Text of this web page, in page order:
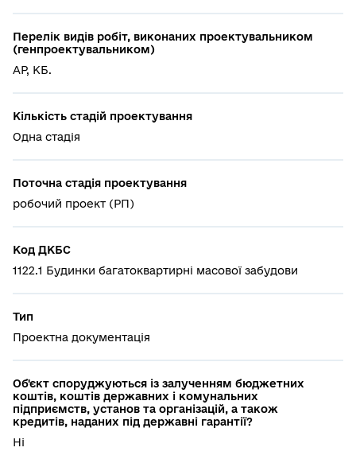
Перелік видів робіт, виконаних проектувальником
(генпроектувальником)
АР, КБ.
Кількість стадій проектування
Одна стадія
Поточна стадія проектування
робочий проект (РП)
Код ДКБС
1122.1 Будинки багатоквартирні масової забудови
Тип
Проектна документація
Об'єкт споруджуються із залученням бюджетних
коштів, коштів державних і комунальних
підприємств, установ та організацій, а також
кредитів, наданих під державні гарантії?
Ні